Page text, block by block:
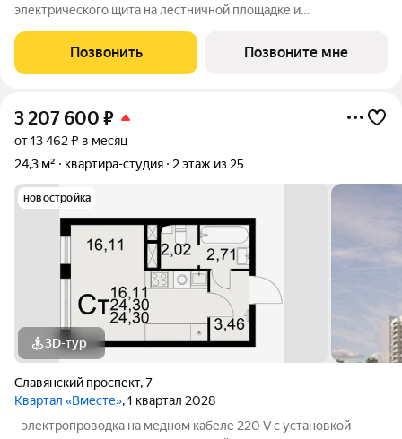
электрического щита на лестничной площадке и
стен, кроме стен лоджий, откосов дверных и оконных
проемов, ниш прохождения стояков
Позвонить Позвоните мне
3 207 600 ₽
от 13 462 ₽ в месяц
24,3 м²
квартира-студия 2 этаж из 25
новостройка
3D-тур
Славянский проспект,7
Квартал «Вместе», 1 квартал 2028
- электропроводка на медном кабеле 220 V с установкой